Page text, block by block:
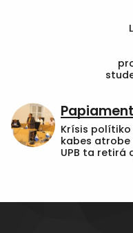
Krísis
kabes atrobe
UPB ta retirá